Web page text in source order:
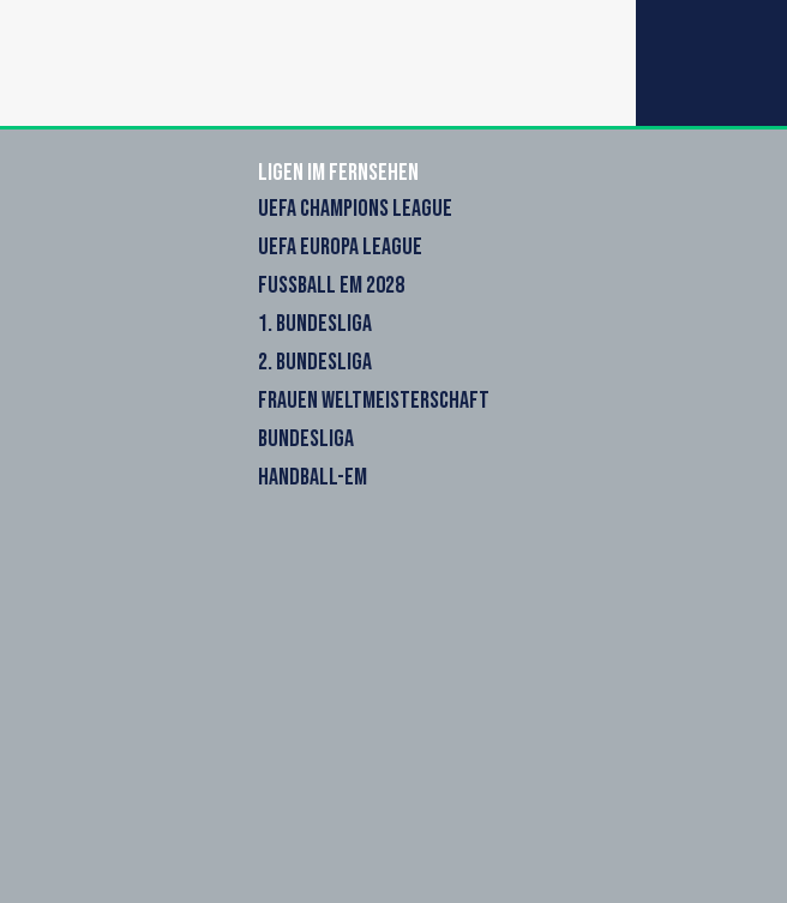
Ligen im Fernsehen
UEFA CHAMPIONS LEAGUE
UEFA EUROPA LEAGUE
FUSSBALL EM 2028
1. BUNDESLIGA
2. BUNDESLIGA
FRAUEN WELTMEISTERSCHAFT
BUNDESLIGA
HANDBALL-EM